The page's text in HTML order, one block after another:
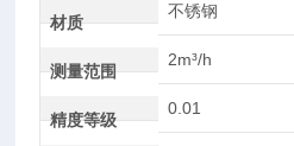
材质
不锈钢
测量范围
2m³/h
精度等级
0.01